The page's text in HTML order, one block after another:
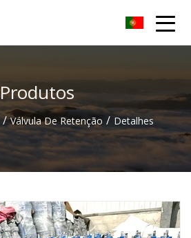
Produtos
/ Válvula De Retenção / Detalhes